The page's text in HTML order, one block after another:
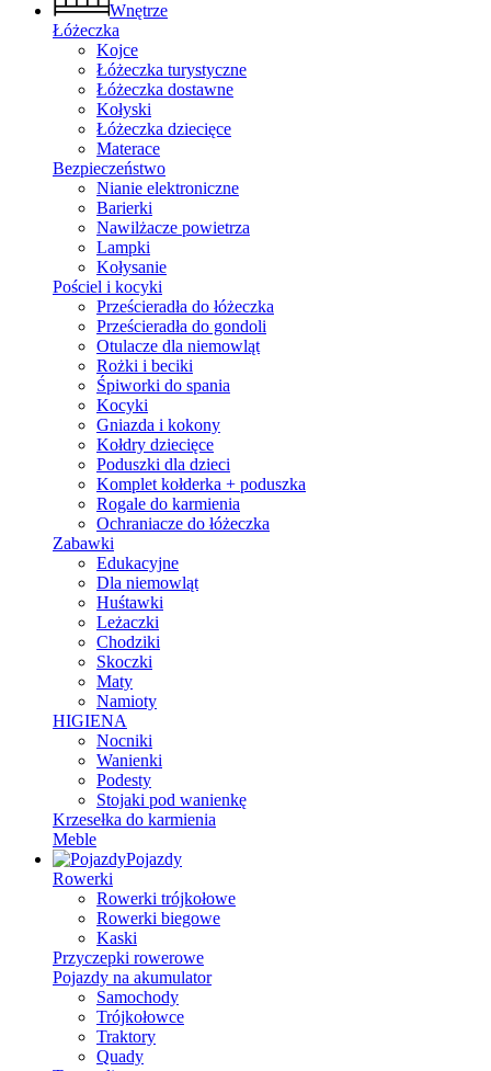
Wnętrze
Łóżeczka
Kojce
Łóżeczka turystyczne
Łóżeczka dostawne
Kołyski
Łóżeczka dziecięce
Materace
Bezpieczeństwo
Nianie elektroniczne
Barierki
Nawilżacze powietrza
Lampki
Kołysanie
Pościel i kocyki
Prześcieradła do łóżeczka
Prześcieradła do gondoli
Otulacze dla niemowląt
Rożki i beciki
Śpiworki do spania
Kocyki
Gniazda i kokony
Kołdry dziecięce
Poduszki dla dzieci
Komplet kołderka + poduszka
Rogale do karmienia
Ochraniacze do łóżeczka
Zabawki
Edukacyjne
Dla niemowląt
Huśtawki
Leżaczki
Chodziki
Skoczki
Maty
Namioty
HIGIENA
Nocniki
Wanienki
Podesty
Stojaki pod wanienkę
Krzesełka do karmienia
Meble
Pojazdy
Rowerki
Rowerki trójkołowe
Rowerki biegowe
Kaski
Przyczepki rowerowe
Pojazdy na akumulator
Samochody
Trójkołowce
Traktory
Quady